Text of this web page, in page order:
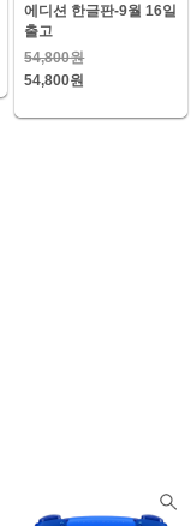
에디션 한글판-9월 16일
출고
54,800원
54,800원